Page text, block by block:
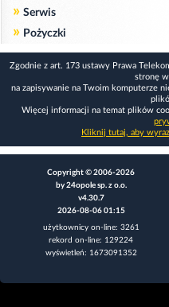
» Serwis
» Pożyczki
Zgodnie z art. 173 ustawy Prawa
stronę
na zapisywanie na Twoim komputerze
Więcej informacji na temat plików
Kliknij tutaj, aby
Copyright © 2006-2026
by 24opole sp. z o.o.
v4.30.7
2026-08-06 01:15
użytkownicy on-line: 3261
rekord on-line: 129224
wyświetleń: 1673091352